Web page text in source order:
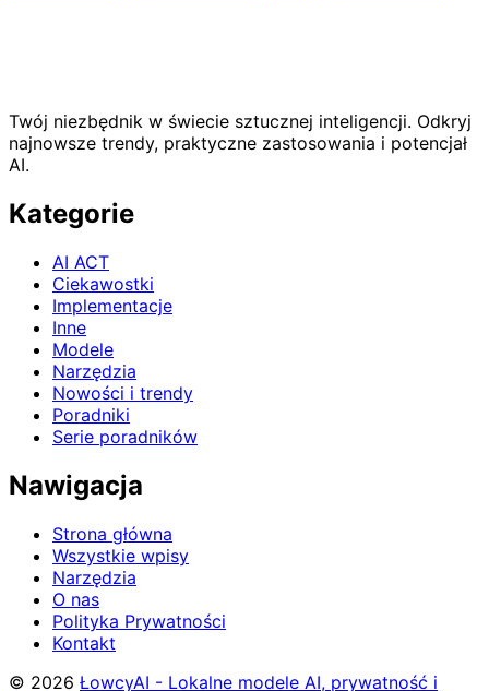
Twój niezbędnik w świecie sztucznej inteligencji. Odkryj
najnowsze trendy, praktyczne zastosowania i potencjał
AI.
Kategorie
AI ACT
Ciekawostki
Implementacje
Inne
Modele
Narzędzia
Nowości i trendy
Poradniki
Serie poradników
Nawigacja
Strona główna
Wszystkie wpisy
Narzędzia
O nas
Polityka Prywatności
Kontakt
© 2026 ŁowcyAI - Lokalne modele AI, prywatność i